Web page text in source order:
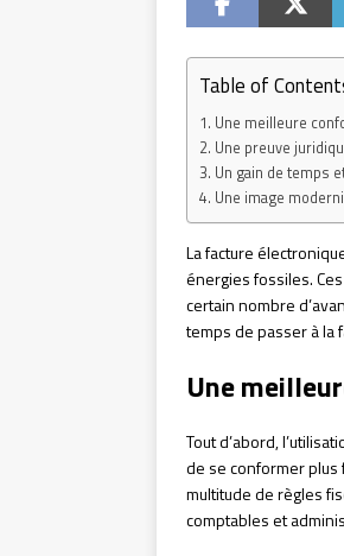
Table of
Une meilleure
Une preuve
Un gain de temps
Une image
La facture
énergies fossiles.
certain nombre
temps de passer à la
Une
Tout d’abord,
de se conformer plus
multitude de règles
comptables et